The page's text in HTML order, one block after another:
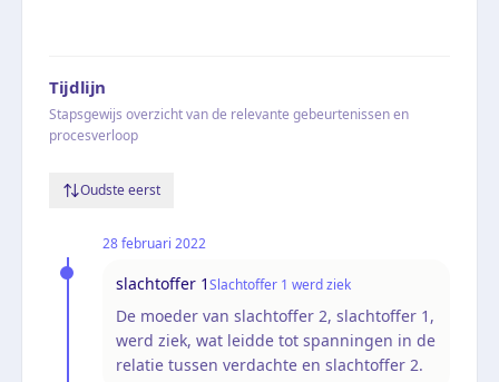
Tijdlijn
Stapsgewijs overzicht van de relevante gebeurtenissen en
procesverloop
Oudste eerst
28 februari 2022
slachtoffer 1Slachtoffer 1 werd ziek
De moeder van slachtoffer 2, slachtoffer 1,
werd ziek, wat leidde tot spanningen in de
relatie tussen verdachte en slachtoffer 2.